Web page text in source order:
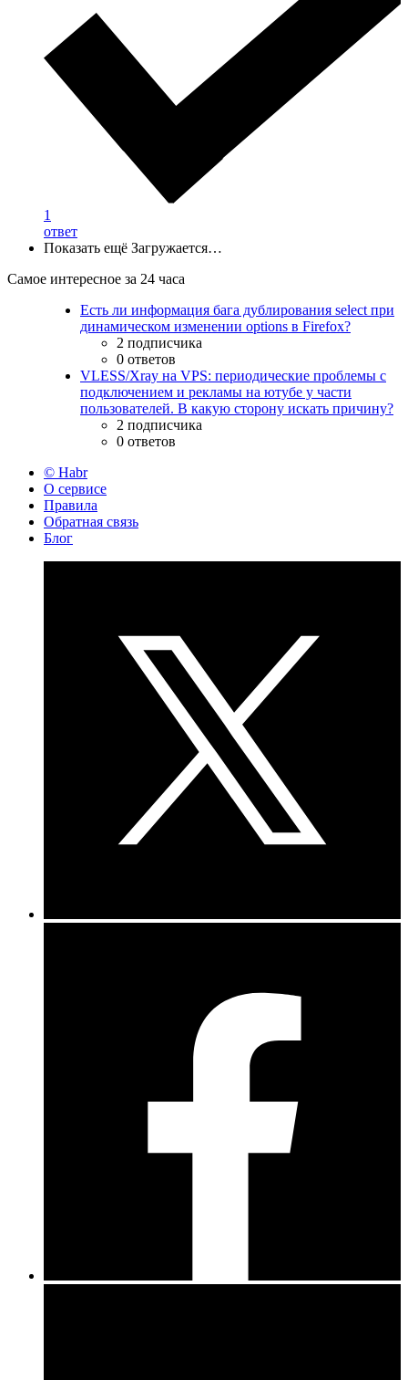
1
ответ
Показать ещё Загружается…
Самое интересное за 24 часа
Есть ли информация бага дублирования select при
динамическом изменении options в Firefox?
2 подписчика
0 ответов
VLESS/Xray на VPS: периодические проблемы с
подключением и рекламы на ютубе у части
пользователей. В какую сторону искать причину?
2 подписчика
0 ответов
© Habr
О сервисе
Правила
Обратная связь
Блог